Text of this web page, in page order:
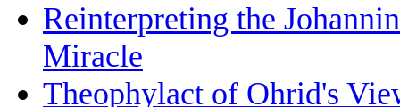
Reinterpreting the
Miracle
Theophylact of Ohrid's